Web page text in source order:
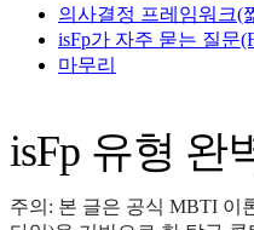
의사결정 프레임워크(
isFp가 자주 묻는 질문
마무리
isFp 유형 완
주의: 본 글은 공식 MBTI 이